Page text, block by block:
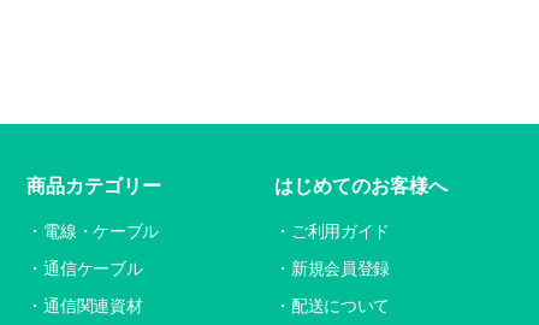
商品カテゴリー
電線・ケーブル
通信ケーブル
通信関連資材
はじめてのお客様へ
ご利用ガイド
新規会員登録
配送について